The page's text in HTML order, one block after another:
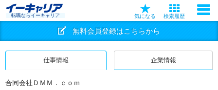
転職ならイーキャリア 気になる 検索履歴
無料会員登録はこちらから
仕事情報 企業情報
合同会社ＤＭＭ．ｃｏｍ